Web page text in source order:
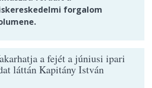
forgalom
a fejét a júniusi ipari
láttán Kapitány István